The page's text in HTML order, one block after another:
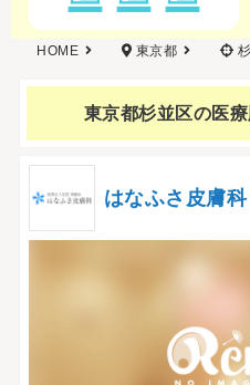
HOME 東京都
東京都杉並区の医
はなふさ皮膚